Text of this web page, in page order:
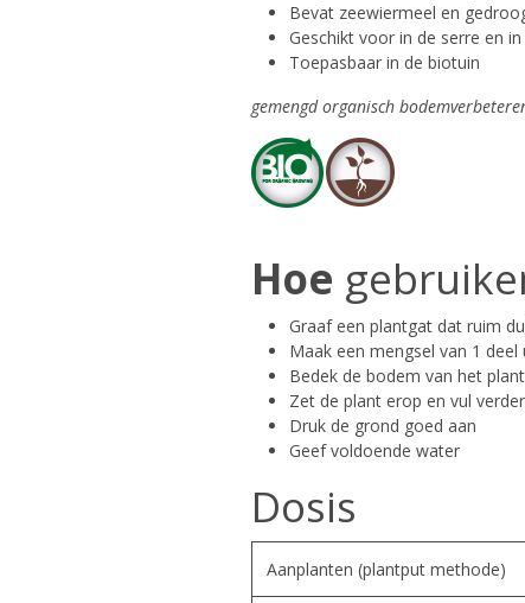
Bevat zeewiermeel en
Geschikt voor in de serre en
Toepasbaar in de biotuin
gemengd organisch
Hoe
Graaf een plantgat dat ruim
Maak een mengsel van 1
Bedek de bodem van het
Zet de plant erop en vul
Druk de grond goed aan
Geef voldoende water
Dosis
Aanplanten (plantput methode)